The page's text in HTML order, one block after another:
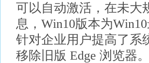
可以自动激活，在未大
息，Win10版本为
针对企业用户提高了系
移除旧版 Edge 浏览器